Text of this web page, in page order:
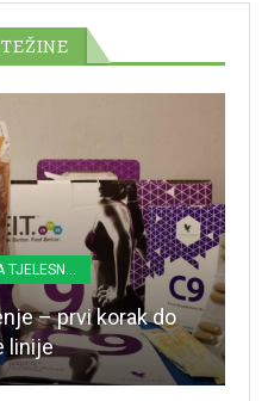
– prvi korak do
linije